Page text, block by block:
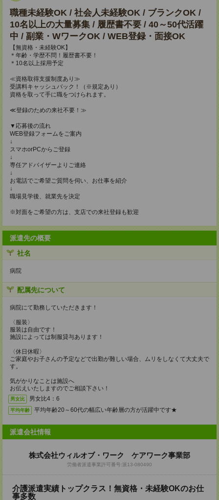
職種未経験OK / 社会人未経験OK / ブランクOK /
10名以上の大量募集 / 履歴書不要 / 40～50代活躍
中 / 副業・WワークOK / WEB登録・面接OK
【無資格・未経験OK】
＊年齢・学歴不問！履歴書不要！
＊10名以上採用予定
≪資格取得支援制度あり≫
受講料キャッシュバック！（※規定あり）
資格を取って手に職をつけられます。
≪登録のための来社不要！≫
▼応募後の流れ
WEB登録フォームをご案内
↓
スマホorPCからご登録
↓
専任アドバイザーよりご連絡
↓
お電話でご希望ご質問を伺い、お仕事を紹介
↓
職場見学後、就業先を決定
※対面をご希望の方は、支店での来社登録も歓迎
派遣先の概要
社名
病院
配属先について
病院にて勤務していただきます！
〈服装〉
服装は自由です！
施設によっては制服貸与あります！
〈休日休暇〉
ご家庭やお子さんの予定などで出勤が難しい場合、ムリをしなくて大丈夫で
す。
気がかりなことは施設へ
お伝えいたしますのでご相談下さい！
男女比 男女比4：6
平均年齢 平均年齢20～60代の幅広い年齢層の方が活躍中です★
派遣会社情報
株式会社ウィルオブ・ワーク ケアワーク事業部
労働者派遣事業許可番号:派13‐080490
介護派遣実績トップクラス！無資格・未経験OKのお仕
事多数